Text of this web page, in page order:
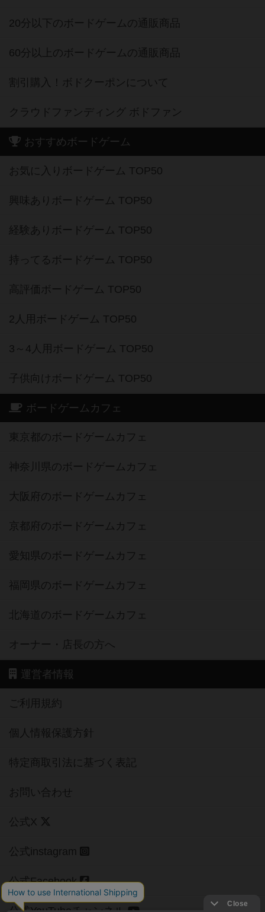
20分以下のボードゲームの通販商品
60分以上のボードゲームの通販商品
割引購入！ボドクーポンについて
クラウドファンディング ボドファン
おすすめボードゲーム
お気に入りボードゲーム TOP50
興味ありボードゲーム TOP50
経験ありボードゲーム TOP50
持ってるボードゲーム TOP50
高評価ボードゲーム TOP50
2人用ボードゲーム TOP50
3～4人用ボードゲーム TOP50
子供向けボードゲーム TOP50
ボードゲームカフェ
東京都のボードゲームカフェ
神奈川県のボードゲームカフェ
大阪府のボードゲームカフェ
京都府のボードゲームカフェ
愛知県のボードゲームカフェ
福岡県のボードゲームカフェ
北海道のボードゲームカフェ
オーナー・店長の方へ
運営者情報
ご利用規約
個人情報保護方針
特定商取引法に基づく表記
お問い合わせ
公式X
公式instagram
公式Facebook